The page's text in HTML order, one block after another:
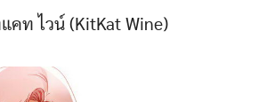
คท ไวน์ (KitKat Wine)